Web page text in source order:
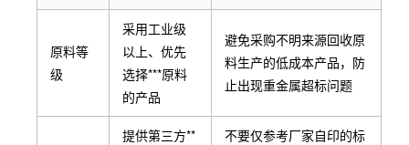
原料等
级
采用工业级
以上、优先
选择***原料
的产品
避免采购不明来源回收原
料生产的低成本产品，防
止出现重金属超标问题
提供第三方**
不要仅参考厂家自印的标